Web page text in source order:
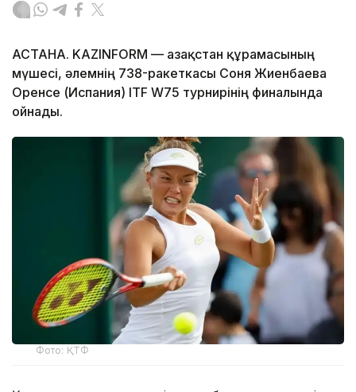
АСТАНА. KAZINFORM — Қазақстан құрамасының
мүшесі, әлемнің 738-ракеткасы Соня Жиенбаева
Оренсе (Испания) ITF W75 турнирінің финалында
ойнады.
Фото: ҚТФ